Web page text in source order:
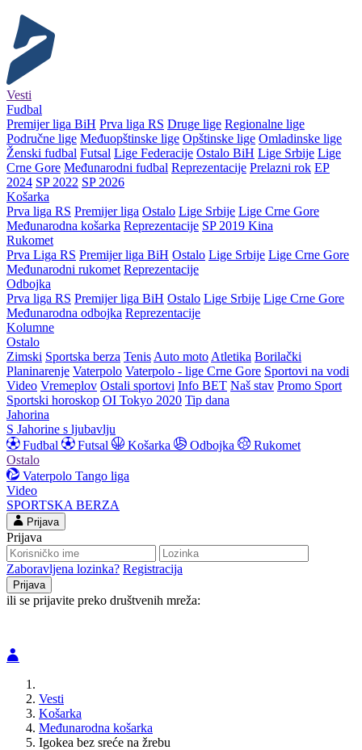
Vesti
Fudbal
Premijer liga BiH Prva liga RS Druge lige Regionalne lige
Područne lige Međuopštinske lige Opštinske lige Omladinske lige
Ženski fudbal Futsal Lige Federacije Ostalo BiH Lige Srbije Lige
Crne Gore Međunarodni fudbal Reprezentacije Prelazni rok EP
2024 SP 2022 SP 2026
Košarka
Prva liga RS Premijer liga Ostalo Lige Srbije Lige Crne Gore
Međunarodna košarka Reprezentacije SP 2019 Kina
Rukomet
Prva Liga RS Premijer liga BiH Ostalo Lige Srbije Lige Crne Gore
Međunarodni rukomet Reprezentacije
Odbojka
Prva liga RS Premijer liga BiH Ostalo Lige Srbije Lige Crne Gore
Međunarodna odbojka Reprezentacije
Kolumne
Ostalo
Zimski Sportska berza Tenis Auto moto Atletika Borilački
Planinarenje Vaterpolo Vaterpolo - lige Crne Gore Sportovi na vodi
Video Vremeplov Ostali sportovi Info BET Naš stav Promo Sport
Sportski horoskop OI Tokyo 2020 Tip dana
Jahorina
S Jahorine s ljubavlju
Fudbal
Futsal Košarka Odbojka
Rukomet
Ostalo
Vaterpolo Tango liga
Video
SPORTSKA BERZA
Prijava
Prijava
Zaboravljena lozinka? Registracija
ili se prijavite preko društvenih mreža:
Vesti
Košarka
Međunarodna košarka
Igokea bez sreće na žrebu